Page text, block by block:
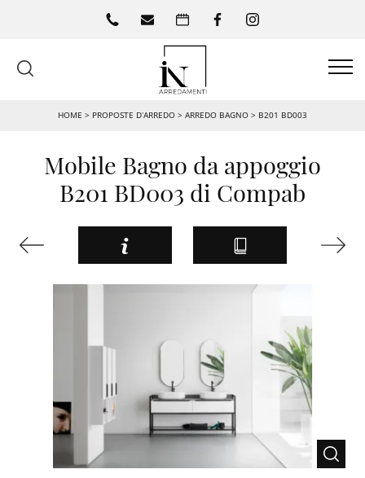
HOME > PROPOSTE D’ARREDO > ARREDO BAGNO > B201 BD003
Mobile Bagno da appoggio
B201 BD003 di Compab